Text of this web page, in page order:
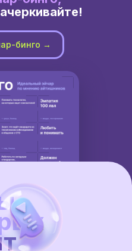
бинго →